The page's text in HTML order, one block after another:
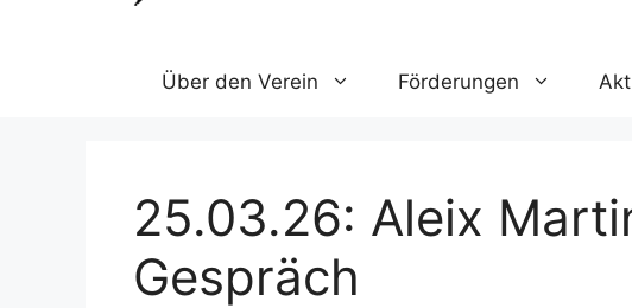
Über den Verein Förderungen
25.03.26: Aleix
Gespräch